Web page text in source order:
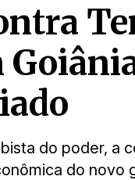
do poder, a
do novo